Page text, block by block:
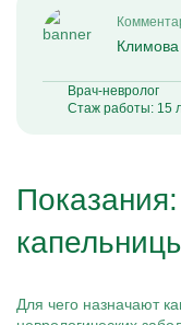
Врач-невролог
Стаж работы: 15
Для чего назначают